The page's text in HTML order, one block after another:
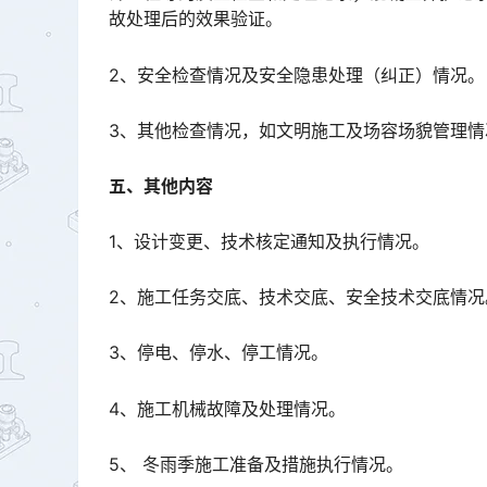
故处理后的效果验证。󠅅󠅃󠄵󠅂󠄪󠇖󠆨󠆨󠇕󠆞󠆒󠅬󠇘󠆭󠆘󠇙󠆝󠅵󠇗󠆭󠆁󠄐󠇗󠅹󠅸󠇖󠆍󠅳󠇖󠅹󠅰󠇖󠆌󠅹
2、安全检查情况及安全隐患处理（纠正）情况。
3、其他检查情况，如文明施工及场容场貌管理情
五、其他内容
1、设计变更、技术核定通知及执行情况。
2、施工任务交底、技术交底、安全技术交底情况
3、停电、停水、停工情况。
4、施工机械故障及处理情况。
5、 冬雨季施工准备及措施执行情况。